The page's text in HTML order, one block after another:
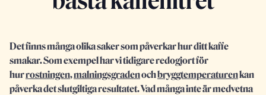
Det finns många olika saker som påverkar hur ditt kaffe
smakar. Som exempel har vi tidigare redogjort för
hurrostningen,malningsgradenochbryggtemperaturenkan
påverka det slutgiltiga resultatet. Vad många inte är medvetna